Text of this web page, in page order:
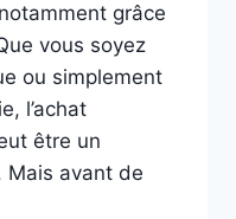
grâce
vous soyez
ou simplement
l’achat
être un
Mais avant de